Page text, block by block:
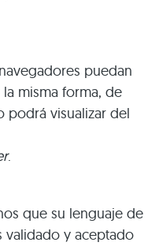
puedan
misma forma, de
podrá visualizar del
.
que su lenguaje de
validado y aceptado